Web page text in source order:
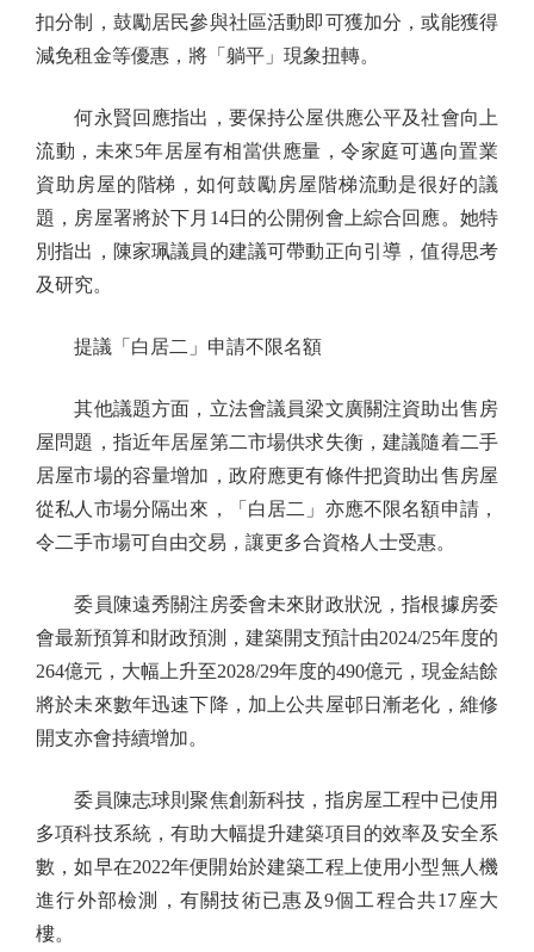
扣分制，鼓勵居民參與社區活動即可獲加分，或能獲得
減免租金等優惠，將「躺平」現象扭轉。
何永賢回應指出，要保持公屋供應公平及社會向上
流動，未來5年居屋有相當供應量，令家庭可邁向置業
資助房屋的階梯，如何鼓勵房屋階梯流動是很好的議
題，房屋署將於下月14日的公開例會上綜合回應。她特
別指出，陳家珮議員的建議可帶動正向引導，值得思考
及研究。
提議「白居二」申請不限名額
其他議題方面，立法會議員梁文廣關注資助出售房
屋問題，指近年居屋第二市場供求失衡，建議隨着二手
居屋市場的容量增加，政府應更有條件把資助出售房屋
從私人市場分隔出來，「白居二」亦應不限名額申請，
令二手市場可自由交易，讓更多合資格人士受惠。
委員陳遠秀關注房委會未來財政狀況，指根據房委
會最新預算和財政預測，建築開支預計由2024/25年度的
264億元，大幅上升至2028/29年度的490億元，現金結餘
將於未來數年迅速下降，加上公共屋邨日漸老化，維修
開支亦會持續增加。
委員陳志球則聚焦創新科技，指房屋工程中已使用
多項科技系統，有助大幅提升建築項目的效率及安全系
數，如早在2022年便開始於建築工程上使用小型無人機
進行外部檢測，有關技術已惠及9個工程合共17座大
樓。